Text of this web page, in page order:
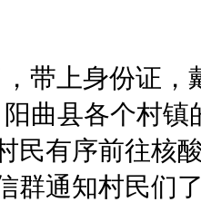
带上身份证
曲县各个村
民有序前往核
群通知村民们